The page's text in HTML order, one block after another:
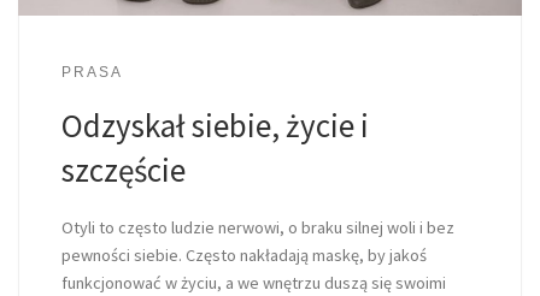
PRASA
Odzyskał siebie, życie i
szczęście
Otyli to często ludzie nerwowi, o braku silnej woli i bez
pewności siebie. Często nakładają maskę, by jakoś
funkcjonować w życiu, a we wnętrzu duszą się swoimi